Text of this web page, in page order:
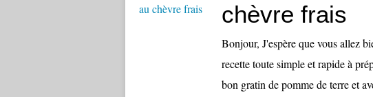
chèvre frais
Bonjour, J'espère que vous allez
recette toute simple et rapide à
bon gratin de pomme de terre et